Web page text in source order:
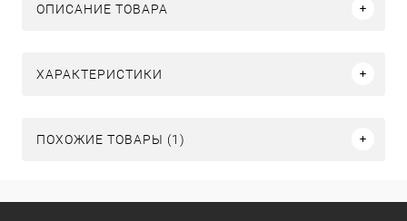
ОПИСАНИЕ ТОВАРА
ХАРАКТЕРИСТИКИ
ПОХОЖИЕ ТОВАРЫ (1)